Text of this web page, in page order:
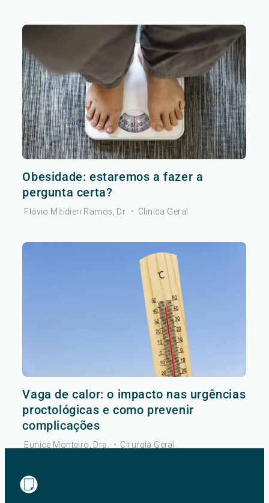
Obesidade: estaremos a fazer a
pergunta certa?
Flávio Mitidieri Ramos, Dr. • Clinica Geral
Vaga de calor: o impacto nas urgências
proctológicas e como prevenir
complicações
Eunice Monteiro, Dra. • Cirurgia Geral